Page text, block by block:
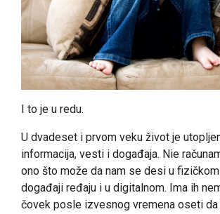
I to je u redu.
U dvadeset i prvom veku život je
informacija, vesti i događaja. Nie
ono što može da nam se desi u
događaji ređaju i u digitalnom. Ima ih
čovek posle izvesnog vremena oseti da